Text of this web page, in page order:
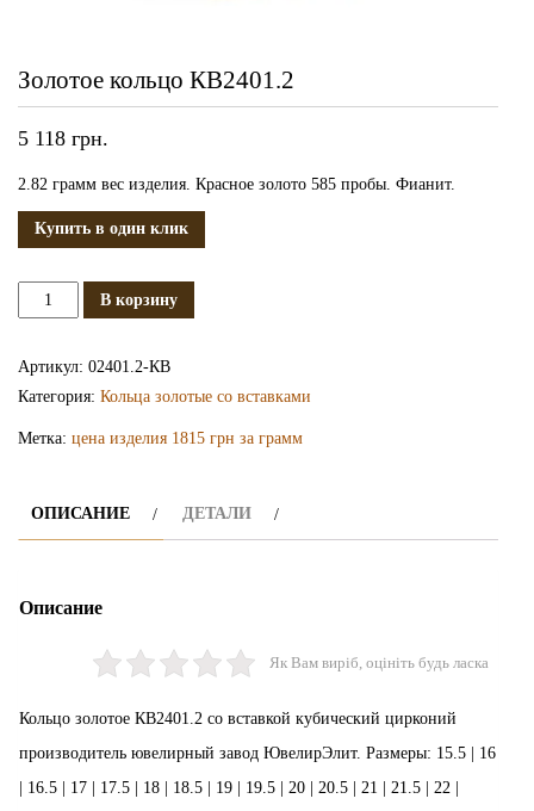
Золотое кольцо КВ2401.2
5 118 грн.
2.82 грамм вес изделия. Красное золото 585 пробы. Фианит.
Купить в один клик
КоличествоВ корзину
Артикул: 02401.2-КВ
Категория: Кольца золотые со вставками
Метка: цена изделия 1815 грн за грамм
ОПИСАНИЕ ДЕТАЛИ
Описание
Як Вам виріб, оцініть будь ласка
Кольцо золотое КВ2401.2 со вставкой кубический цирконий
производитель ювелирный завод ЮвелирЭлит. Размеры: 15.5 | 16
| 16.5 | 17 | 17.5 | 18 | 18.5 | 19 | 19.5 | 20 | 20.5 | 21 | 21.5 | 22 |